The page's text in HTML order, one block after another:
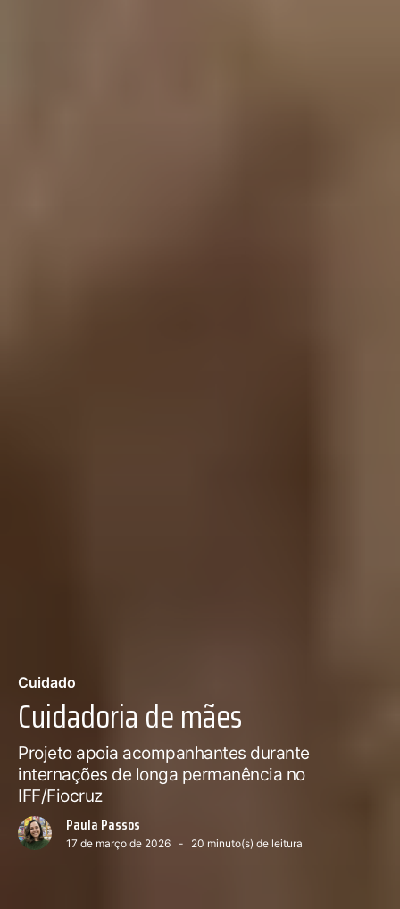
Cuidado
Cuidadoria de mães
Projeto apoia acompanhantes durante
internações de longa permanência no
IFF/Fiocruz
Paula Passos
17 de março de 2026 20 minuto(s) de leitura